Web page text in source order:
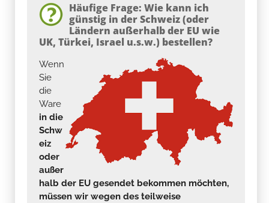
Häufige Frage: Wie kann ich
günstig in der Schweiz (oder
Ländern außerhalb der EU wie
UK, Türkei, Israel u.s.w.) bestellen?
Wenn
Sie
die
Ware
in die
Schw
eiz
oder
außer
halb der EU gesendet bekommen möchten,
müssen wir wegen des teilweise